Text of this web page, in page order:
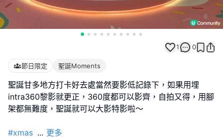
1 0
節日限定 聖誕Moments
聖誕甘多地方打卡好去處當然要影低記錄下，如果用埋
intra360黎影就更正，360度都可以影齊，自拍又得，用腳
架都無難度，聖誕就可以大影特影啦～
#xmas ... 更多